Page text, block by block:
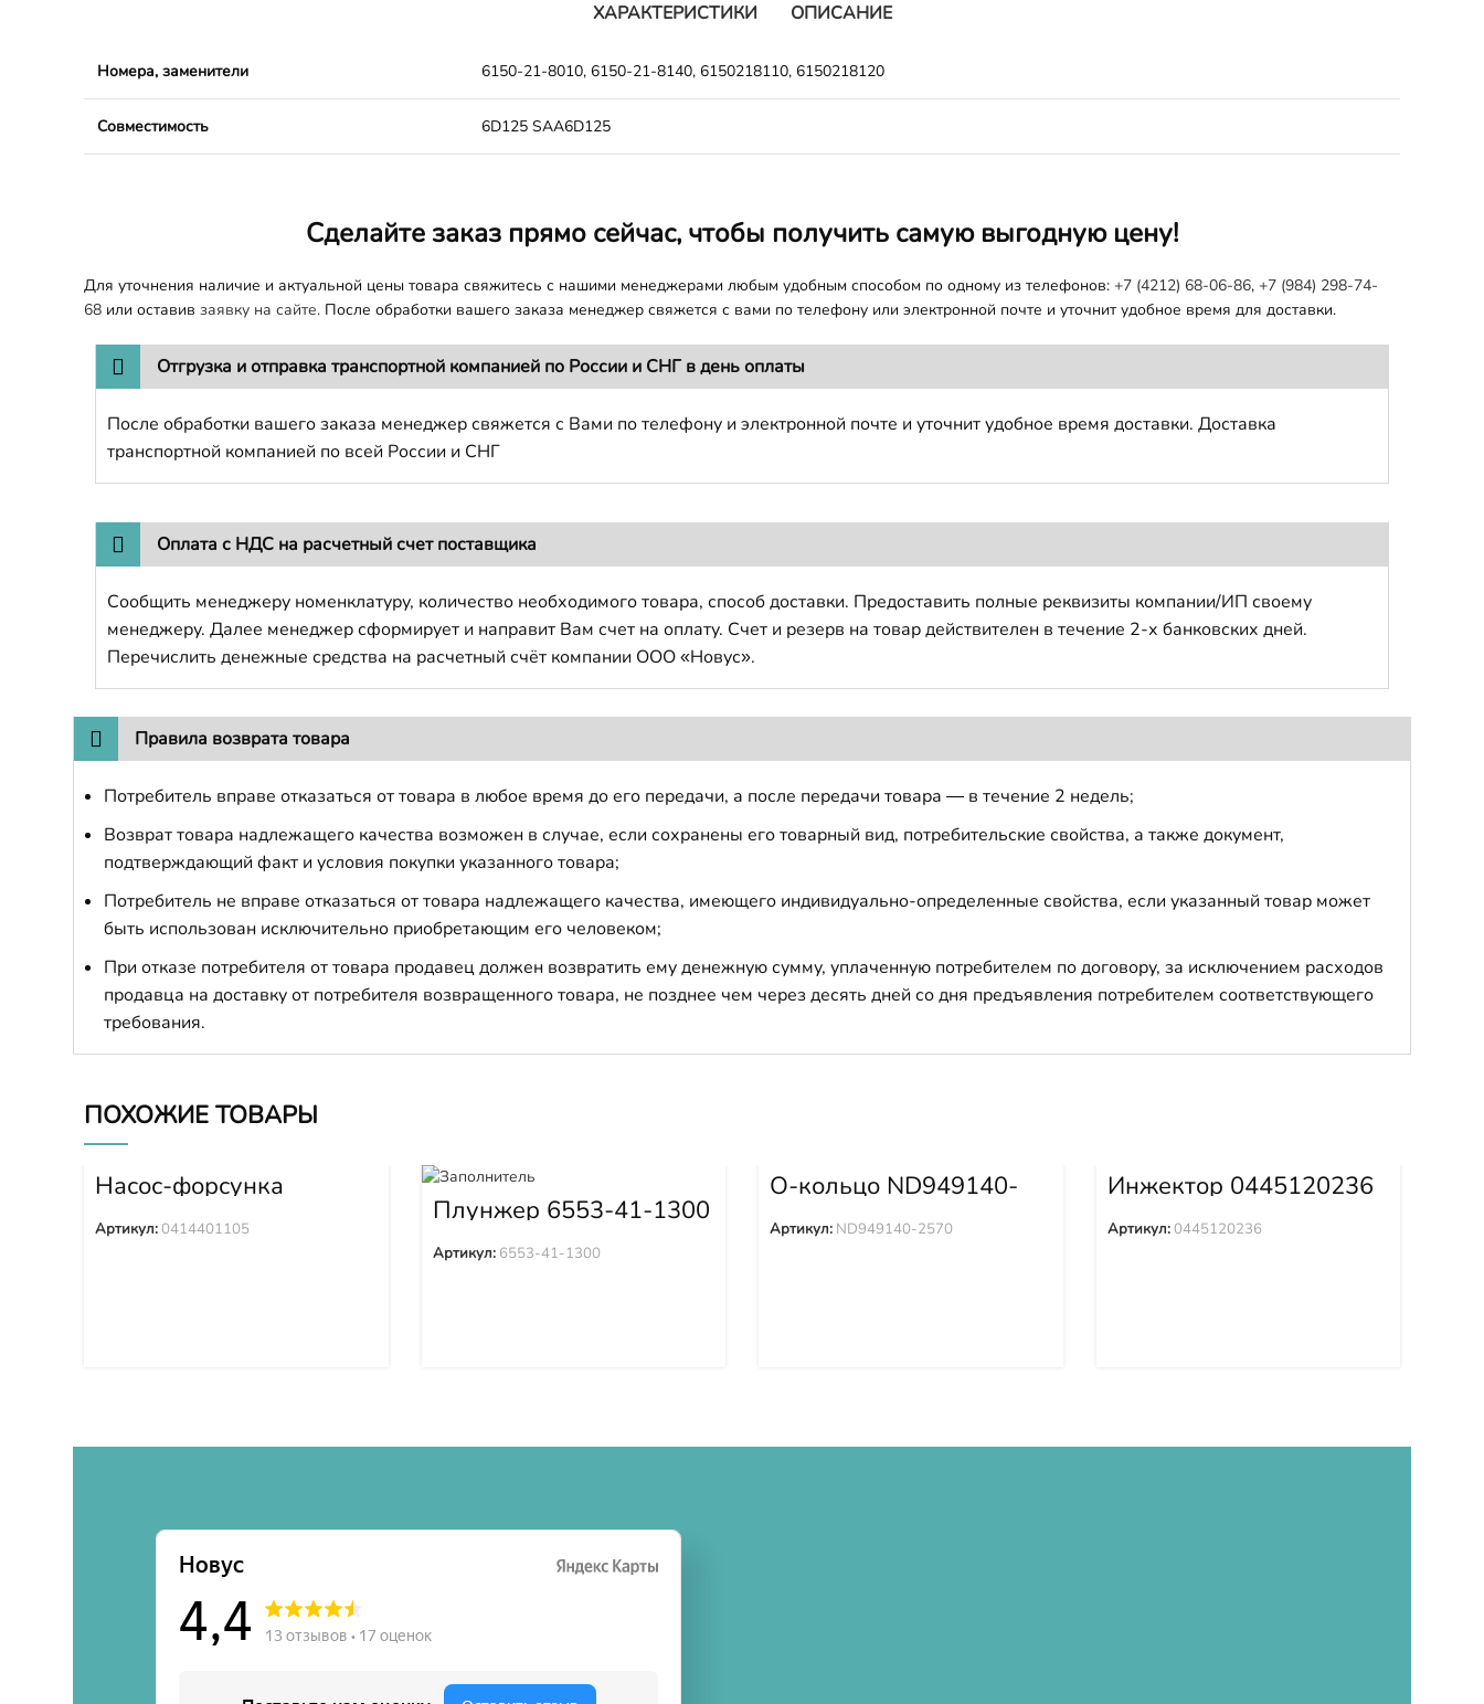
ХАРАКТЕРИСТИКИ ОПИСАНИЕ
Номера, заменители 6150-21-8010, 6150-21-8140, 6150218110, 6150218120
Совместимость 6D125 SAA6D125
Сделайте заказ прямо сейчас, чтобы получить самую выгодную цену!
Для уточнения наличие и актуальной цены товара свяжитесь с нашими менеджерами любым удобным способом по одному из телефонов: +7 (4212) 68-06-86, +7 (984) 298-74-
68 или оставив заявку на сайте. После обработки вашего заказа менеджер свяжется с вами по телефону или электронной почте и уточнит удобное время для доставки.
Отгрузка и отправка транспортной компанией по России и СНГ в день оплаты
После обработки вашего заказа менеджер свяжется с Вами по телефону и электронной почте и уточнит удобное время доставки. Доставка
транспортной компанией по всей России и СНГ
Оплата с НДС на расчетный счет поставщика
Сообщить менеджеру номенклатуру, количество необходимого товара, способ доставки. Предоставить полные реквизиты компании/ИП своему
менеджеру. Далее менеджер сформирует и направит Вам счет на оплату. Счет и резерв на товар действителен в течение 2-х банковских дней.
Перечислить денежные средства на расчетный счёт компании ООО «Новус».
Правила возврата товара
Потребитель вправе отказаться от товара в любое время до его передачи, а после передачи товара — в течение 2 недель;
Возврат товара надлежащего качества возможен в случае, если сохранены его товарный вид, потребительские свойства, а также документ,
подтверждающий факт и условия покупки указанного товара;
Потребитель не вправе отказаться от товара надлежащего качества, имеющего индивидуально-определенные свойства, если указанный товар может
быть использован исключительно приобретающим его человеком;
При отказе потребителя от товара продавец должен возвратить ему денежную сумму, уплаченную потребителем по договору, за исключением расходов
продавца на доставку от потребителя возвращенного товара, не позднее чем через десять дней со дня предъявления потребителем соответствующего
требования.
ПОХОЖИЕ ТОВАРЫ
Насос-форсунка
0414401105
Артикул:0414401105
Плунжер 6553-41-1300
Артикул: 6553-41-1300
О-кольцо ND949140-
2570
Артикул: ND949140-2570
Инжектор 0445120236
Артикул:0445120236